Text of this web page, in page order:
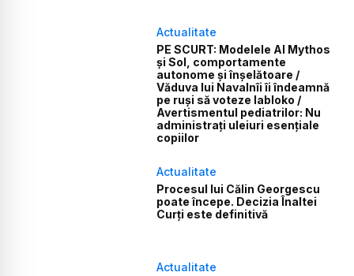
Actualitate
PE SCURT: Modelele AI Mythos
și Sol, comportamente
autonome și înșelătoare /
Văduva lui Navalnîi îi îndeamnă
pe ruși să voteze Iabloko /
Avertismentul pediatrilor: Nu
administrați uleiuri esențiale
copiilor
Actualitate
Procesul lui Călin Georgescu
poate începe. Decizia Înaltei
Curți este definitivă
Actualitate